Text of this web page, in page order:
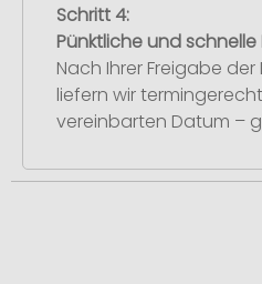
Schritt 4:
Pünktliche und schnelle
Nach Ihrer Freigabe
liefern wir
vereinbarten Datum –